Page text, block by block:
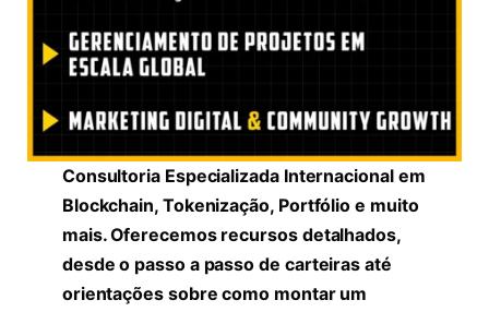
Consultoria Especializada Internacional em
Blockchain, Tokenização, Portfólio e muito
mais. Oferecemos recursos detalhados,
desde o passo a passo de carteiras até
orientações sobre como montar um